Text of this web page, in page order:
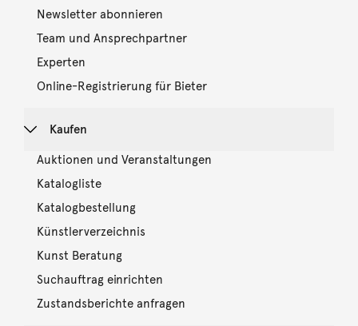
Newsletter abonnieren
Team und Ansprechpartner
Experten
Online-Registrierung für Bieter
Kaufen
Auktionen und Veranstaltungen
Katalogliste
Katalogbestellung
Künstlerverzeichnis
Kunst Beratung
Suchauftrag einrichten
Zustandsberichte anfragen